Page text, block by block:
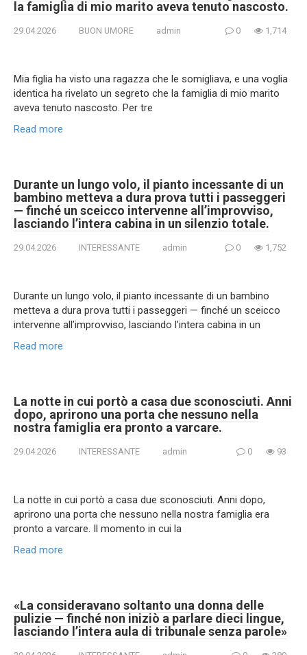
la famiglia di mio marito aveva tenuto nascosto.
29.04.2026 BUON UMORE admin 0 1,714
Mia figlia ha visto una ragazza che le somigliava, e una voglia
identica ha rivelato un segreto che la famiglia di mio marito
aveva tenuto nascosto. Per tre
Read more
Durante un lungo volo, il pianto incessante di un
bambino metteva a dura prova tutti i passeggeri
— finché un sceicco intervenne all’improvviso,
lasciando l’intera cabina in un silenzio totale.
29.04.2026 INTERESSANTE admin 0 1,752
Durante un lungo volo, il pianto incessante di un bambino
metteva a dura prova tutti i passeggeri — finché un sceicco
intervenne all’improvviso, lasciando l’intera cabina in un
Read more
La notte in cui portò a casa due sconosciuti. Anni
dopo, aprirono una porta che nessuno nella
nostra famiglia era pronto a varcare.
29.04.2026 INTERESSANTE admin 0 93
La notte in cui portò a casa due sconosciuti. Anni dopo,
aprirono una porta che nessuno nella nostra famiglia era
pronto a varcare. Il momento in cui la
Read more
«La consideravano soltanto una donna delle
pulizie — finché non iniziò a parlare dieci lingue,
lasciando l’intera aula di tribunale senza parole»